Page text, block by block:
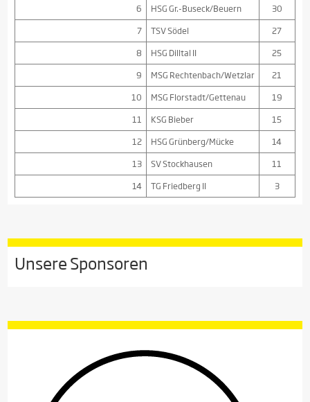
6
HSG Gr.-Buseck/Beuern
30
7
TSV Södel
27
8
HSG Dilltal II
25
9
MSG Rechtenbach/Wetzlar
21
10
MSG Florstadt/Gettenau
19
11
KSG Bieber
15
12
HSG Grünberg/Mücke
14
13
SV Stockhausen
11
14
TG Friedberg II 3
Unsere Sponsoren